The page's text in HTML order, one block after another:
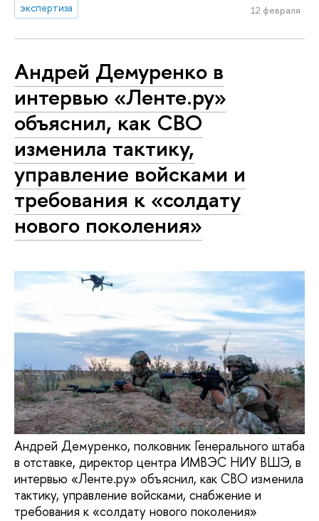
экспертиза 12 февраля
Андрей Демуренко в
интервью «Ленте.ру»
объяснил, как СВО
изменила тактику,
управление войсками и
требования к «солдату
нового поколения»
Андрей Демуренко, полковник Генерального штаба
в отставке, директор центра ИМВЭС НИУ ВШЭ, в
интервью «Ленте.ру» объяснил, как СВО изменила
тактику, управление войсками, снабжение и
требования к «солдату нового поколения»